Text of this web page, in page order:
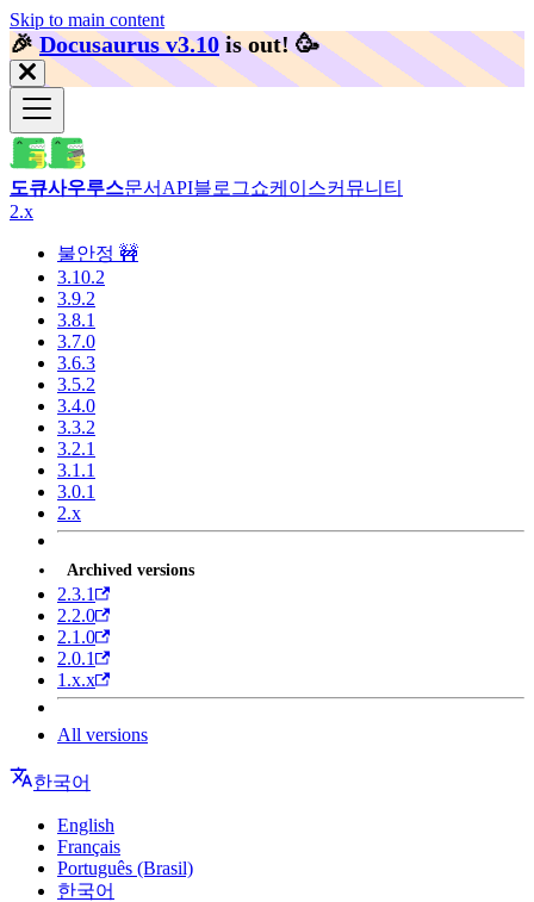
Skip to main content
🎉️Docusaurus v3.10 is out! 🥳️
도큐사우루스문서 API블로그쇼케이스커뮤니티
2.x
불안정 🚧
3.10.2
3.9.2
3.8.1
3.7.0
3.6.3
3.5.2
3.4.0
3.3.2
3.2.1
3.1.1
3.0.1
2.x
Archived versions
2.3.1
2.2.0
2.1.0
2.0.1
1.x.x
All versions
한국어
English
Français
Português (Brasil)
한국어